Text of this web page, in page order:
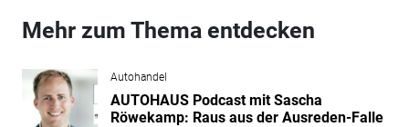
Mehr zum Thema entdecken
Autohandel
AUTOHAUS Podcast mit Sascha
Röwekamp: Raus aus der Ausreden-Falle